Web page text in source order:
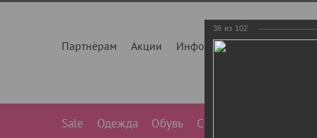
Партнёрам Акции Инфо О нас
Sale Одежда Обувь Сумки
36 из 102